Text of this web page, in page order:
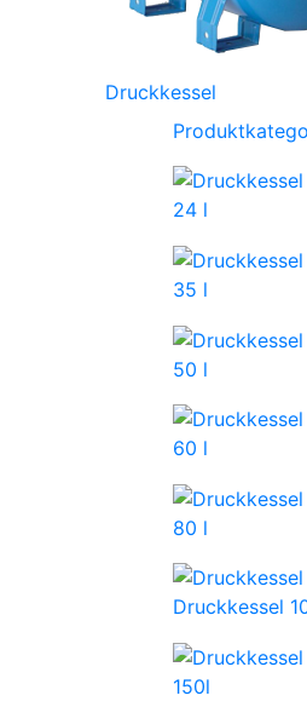
Druckkessel
24 l
35 l
50 l
60 l
80 l
Druckkessel
150l